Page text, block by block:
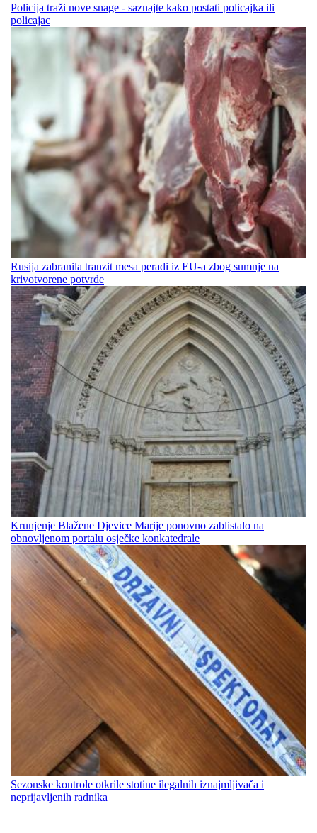
Policija traži nove snage - saznajte kako postati policajka ili
policajac
Rusija zabranila tranzit mesa peradi iz EU-a zbog sumnje na
krivotvorene potvrde
Krunjenje Blažene Djevice Marije ponovno zablistalo na
obnovljenom portalu osječke konkatedrale
Sezonske kontrole otkrile stotine ilegalnih iznajmljivača i
neprijavljenih radnika